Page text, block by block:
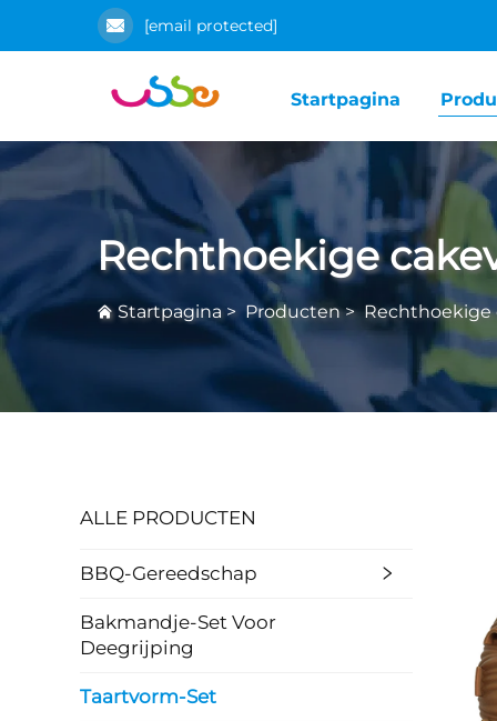
[email protected]
Startpagina
Rechthoekige
Startpagina > Producten> Rechthoekige
ALLE PRODUCTEN
BBQ-Gereedschap
Bakmandje-Set Voor
Deegrijping
Taartvorm-Set